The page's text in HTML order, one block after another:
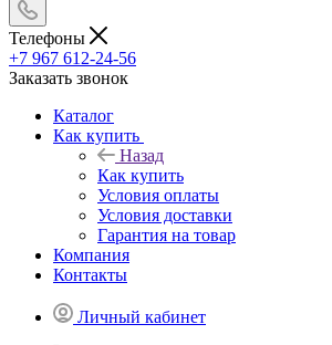
Телефоны
+7 967 612-24-56
Заказать звонок
Каталог
Как купить
Назад
Как купить
Условия оплаты
Условия доставки
Гарантия на товар
Компания
Контакты
Личный кабинет